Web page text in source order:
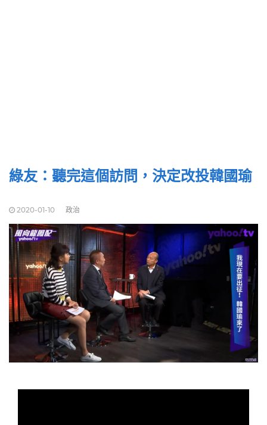
綠友：聽完這個訪問，決定改投韓國瑜
2020-01-10 政治